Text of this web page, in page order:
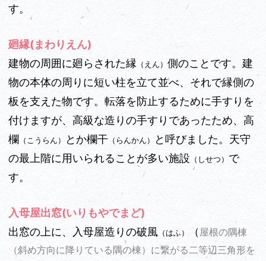
す。
廻縁(まわりえん)
建物の周囲に廻らされた縁 （えん） 側のことです。建
物の本体の周りに短い柱を立て並べ、それで縁側の
板を支えた物です。転落を防止するために手すりを
付けますが、高級な造りの手すりであったため、高
欄 （こうらん） とか欄干 （らんかん）
と呼びました。天守
の最上階に用いられることが多い施設 （しせつ） で
す。
入母屋出窓(いりもやでまど)
出窓の上に、入母屋造りの破風 （はふ） （ 屋根の隅棟
（斜め方向に降りている隅の棟）に繋がる二等辺三角形を